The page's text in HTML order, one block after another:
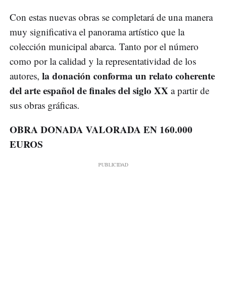
Con estas nuevas obras se completará de una manera
muy significativa el panorama artístico que la
colección municipal abarca. Tanto por el número
como por la calidad y la representatividad de los
autores, la donación conforma un relato coherente
del arte español de finales del siglo XX a partir de
sus obras gráficas.
OBRA DONADA VALORADA EN 160.000
EUROS